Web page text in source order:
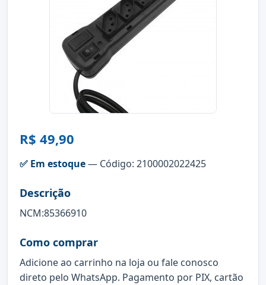
R$ 49,90
✅ Em estoque— Código: 2100002022425
Descrição
NCM:85366910
Como comprar
Adicione ao carrinho na loja ou fale conosco
direto pelo WhatsApp. Pagamento por PIX, cartão